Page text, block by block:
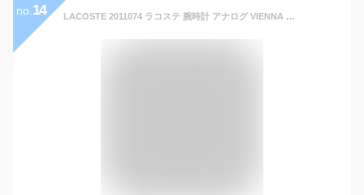
no. 14 LACOSTE 2011074 ラコステ 腕時計 アナログ VIENNA メンズ ブラック カジュアル